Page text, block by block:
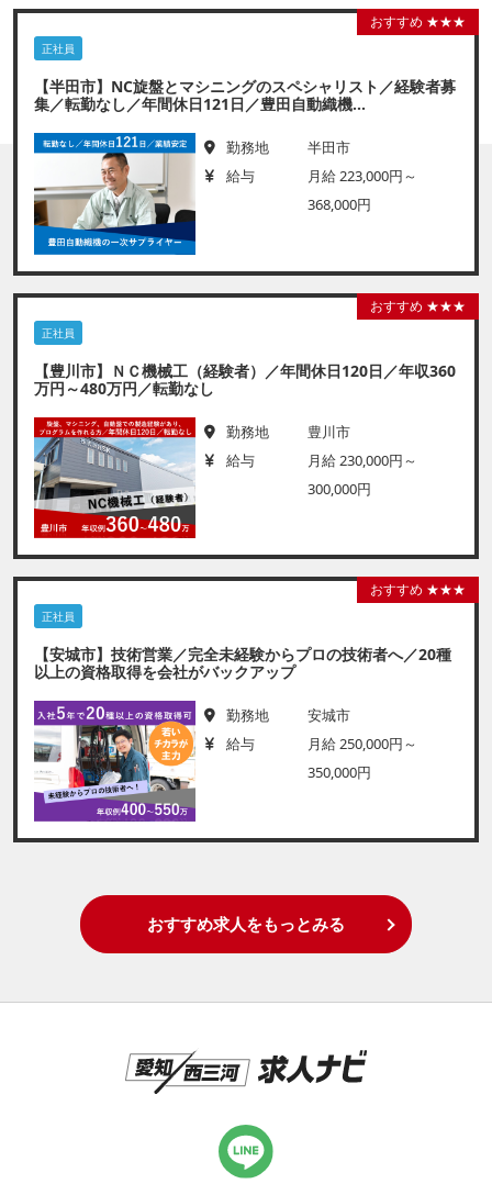
おすすめ ★★★
正社員
【半田市】NC旋盤とマシニングのスペシャリスト／経験者募
集／転勤なし／年間休日121日／豊田自動織機...
勤務地
半田市
給与
月給 223,000円～
368,000円
おすすめ ★★★
正社員
【豊川市】ＮＣ機械工（経験者）／年間休日120日／年収360
万円～480万円／転勤なし
勤務地
豊川市
給与
月給 230,000円～
300,000円
おすすめ ★★★
正社員
【安城市】技術営業／完全未経験からプロの技術者へ／20種
以上の資格取得を会社がバックアップ
勤務地
安城市
給与
月給 250,000円～
350,000円
おすすめ求人をもっとみる